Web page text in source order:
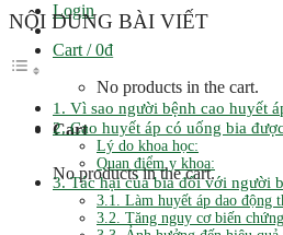
Login
Cart /0₫
No products in the cart.
Cart
No products in the cart.
NỘI DUNG BÀI VIẾT
1. Vì sao người bệnh cao huyết
2. Cao huyết áp có uống bia
Lý do khoa học:
Quan điểm y khoa:
3. Tác hại của bia đối với người
3.1. Làm huyết áp dao động
3.2. Tăng nguy cơ biến